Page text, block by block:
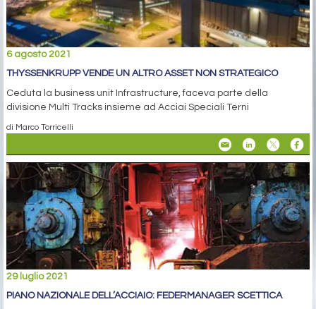
6 agosto 2021
THYSSENKRUPP VENDE UN ALTRO ASSET NON STRATEGICO
Ceduta la business unit Infrastructure, faceva parte della
divisione Multi Tracks insieme ad Acciai Speciali Terni
di Marco Torricelli
29 luglio 2021
PIANO NAZIONALE DELL’ACCIAIO: FEDERMANAGER SCETTICA